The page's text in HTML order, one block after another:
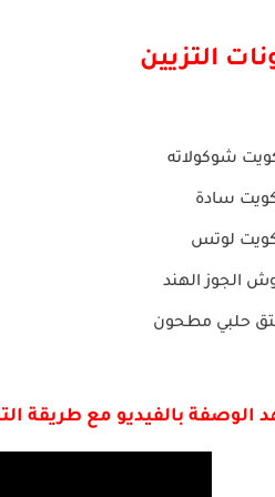
التزيين
شوكولاته
سادة
لوتس
الجوز الهند
حلبي مطحون
الوصفة بالفيديو مع طريقة